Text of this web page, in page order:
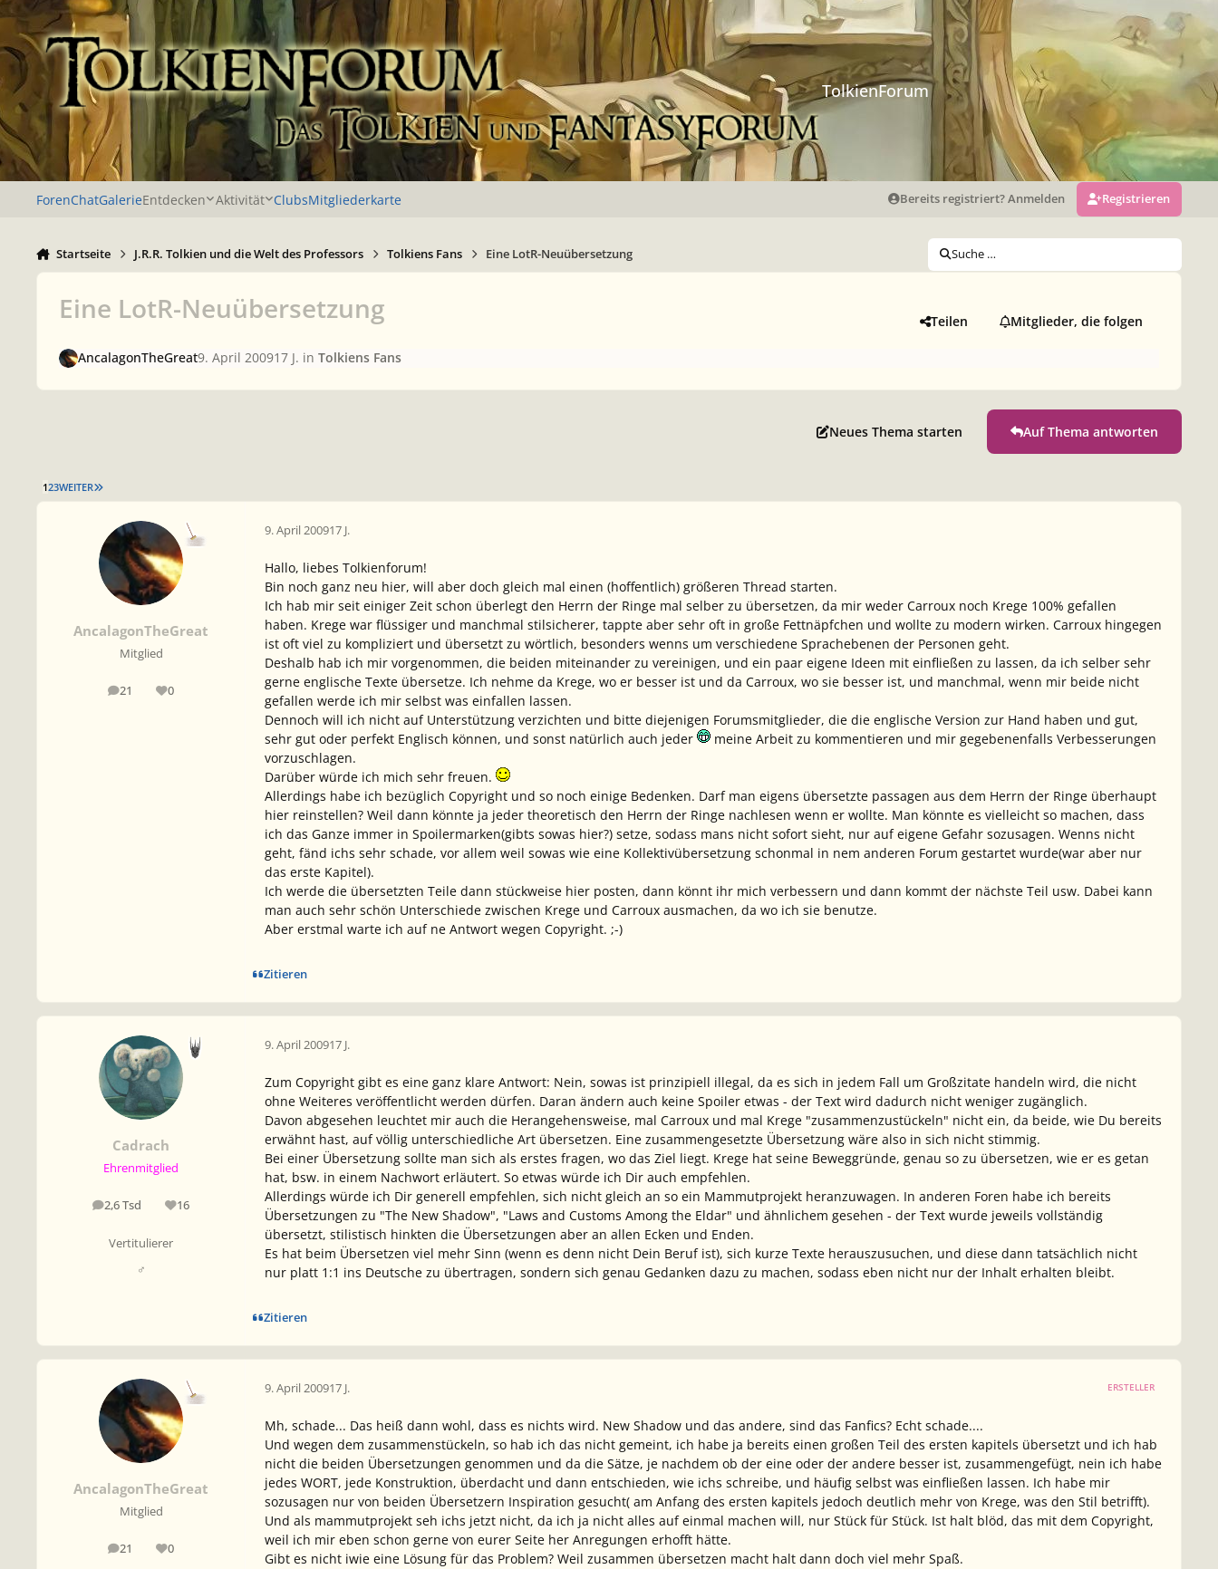
Zu Inhalt springen
TolkienForum
ForenChatGalerieEntdecken Aktivität ClubsMitgliederkarte Bereits registriert? Anmelden Registrieren
Startseite J.R.R. Tolkien und die Welt des Professors Tolkiens Fans Eine LotR-Neuübersetzung Suche …
Eine LotR-Neuübersetzung Teilen Mitglieder, die folgen
AncalagonTheGreat9. April 200917 J. in Tolkiens Fans
Neues Thema starten Auf Thema antworten
123WEITER LETZTE SEITE
AncalagonTheGreat
Mitglied
21
Beiträge 0
Reputation
9. April 200917 J.
Hallo, liebes Tolkienforum!
Bin noch ganz neu hier, will aber doch gleich mal einen (hoffentlich) größeren Thread starten.
Ich hab mir seit einiger Zeit schon überlegt den Herrn der Ringe mal selber zu übersetzen, da mir weder Carroux noch Krege 100% gefallen
haben. Krege war flüssiger und manchmal stilsicherer, tappte aber sehr oft in große Fettnäpfchen und wollte zu modern wirken. Carroux hingegen
ist oft viel zu kompliziert und übersetzt zu wörtlich, besonders wenns um verschiedene Sprachebenen der Personen geht.
Deshalb hab ich mir vorgenommen, die beiden miteinander zu vereinigen, und ein paar eigene Ideen mit einfließen zu lassen, da ich selber sehr
gerne englische Texte übersetze. Ich nehme da Krege, wo er besser ist und da Carroux, wo sie besser ist, und manchmal, wenn mir beide nicht
gefallen werde ich mir selbst was einfallen lassen.
Dennoch will ich nicht auf Unterstützung verzichten und bitte diejenigen Forumsmitglieder, die die englische Version zur Hand haben und gut,
sehr gut oder perfekt Englisch können, und sonst natürlich auch jeder
meine Arbeit zu kommentieren und mir gegebenenfalls Verbesserungen
vorzuschlagen.
Darüber würde ich mich sehr freuen.
Allerdings habe ich bezüglich Copyright und so noch einige Bedenken. Darf man eigens übersetzte passagen aus dem Herrn der Ringe überhaupt
hier reinstellen? Weil dann könnte ja jeder theoretisch den Herrn der Ringe nachlesen wenn er wollte. Man könnte es vielleicht so machen, dass
ich das Ganze immer in Spoilermarken(gibts sowas hier?) setze, sodass mans nicht sofort sieht, nur auf eigene Gefahr sozusagen. Wenns nicht
geht, fänd ichs sehr schade, vor allem weil sowas wie eine Kollektivübersetzung schonmal in nem anderen Forum gestartet wurde(war aber nur
das erste Kapitel).
Ich werde die übersetzten Teile dann stückweise hier posten, dann könnt ihr mich verbessern und dann kommt der nächste Teil usw. Dabei kann
man auch sehr schön Unterschiede zwischen Krege und Carroux ausmachen, da wo ich sie benutze.
Aber erstmal warte ich auf ne Antwort wegen Copyright. ;-)
Zitieren
Cadrach
Ehrenmitglied
2,6 Tsd
Beiträge 16
Reputation
Vertitulierer
♂
9. April 200917 J.
Zum Copyright gibt es eine ganz klare Antwort: Nein, sowas ist prinzipiell illegal, da es sich in jedem Fall um Großzitate handeln wird, die nicht
ohne Weiteres veröffentlicht werden dürfen. Daran ändern auch keine Spoiler etwas - der Text wird dadurch nicht weniger zugänglich.
Davon abgesehen leuchtet mir auch die Herangehensweise, mal Carroux und mal Krege "zusammenzustückeln" nicht ein, da beide, wie Du bereits
erwähnt hast, auf völlig unterschiedliche Art übersetzen. Eine zusammengesetzte Übersetzung wäre also in sich nicht stimmig.
Bei einer Übersetzung sollte man sich als erstes fragen, wo das Ziel liegt. Krege hat seine Beweggründe, genau so zu übersetzen, wie er es getan
hat, bsw. in einem Nachwort erläutert. So etwas würde ich Dir auch empfehlen.
Allerdings würde ich Dir generell empfehlen, sich nicht gleich an so ein Mammutprojekt heranzuwagen. In anderen Foren habe ich bereits
Übersetzungen zu "The New Shadow", "Laws and Customs Among the Eldar" und ähnlichem gesehen - der Text wurde jeweils vollständig
übersetzt, stilistisch hinkten die Übersetzungen aber an allen Ecken und Enden.
Es hat beim Übersetzen viel mehr Sinn (wenn es denn nicht Dein Beruf ist), sich kurze Texte herauszusuchen, und diese dann tatsächlich nicht
nur platt 1:1 ins Deutsche zu übertragen, sondern sich genau Gedanken dazu zu machen, sodass eben nicht nur der Inhalt erhalten bleibt.
Zitieren
AncalagonTheGreat
Mitglied
21
Beiträge 0
Reputation
9. April 200917 J. ERSTELLER
Mh, schade... Das heiß dann wohl, dass es nichts wird. New Shadow und das andere, sind das Fanfics? Echt schade....
Und wegen dem zusammenstückeln, so hab ich das nicht gemeint, ich habe ja bereits einen großen Teil des ersten kapitels übersetzt und ich hab
nicht die beiden Übersetzungen genommen und da die Sätze, je nachdem ob der eine oder der andere besser ist, zusammengefügt, nein ich habe
jedes WORT, jede Konstruktion, überdacht und dann entschieden, wie ichs schreibe, und häufig selbst was einfließen lassen. Ich habe mir
sozusagen nur von beiden Übersetzern Inspiration gesucht( am Anfang des ersten kapitels jedoch deutlich mehr von Krege, was den Stil betrifft).
Und als mammutprojekt seh ichs jetzt nicht, da ich ja nicht alles auf einmal machen will, nur Stück für Stück. Ist halt blöd, das mit dem Copyright,
weil ich mir eben schon gerne von eurer Seite her Anregungen erhofft hätte.
Gibt es nicht iwie eine Lösung für das Problem? Weil zusammen übersetzen macht halt dann doch viel mehr Spaß.